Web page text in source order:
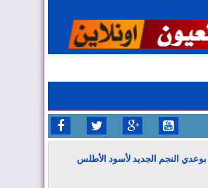
بوعدي النجم الجديد لأسود الأطلس